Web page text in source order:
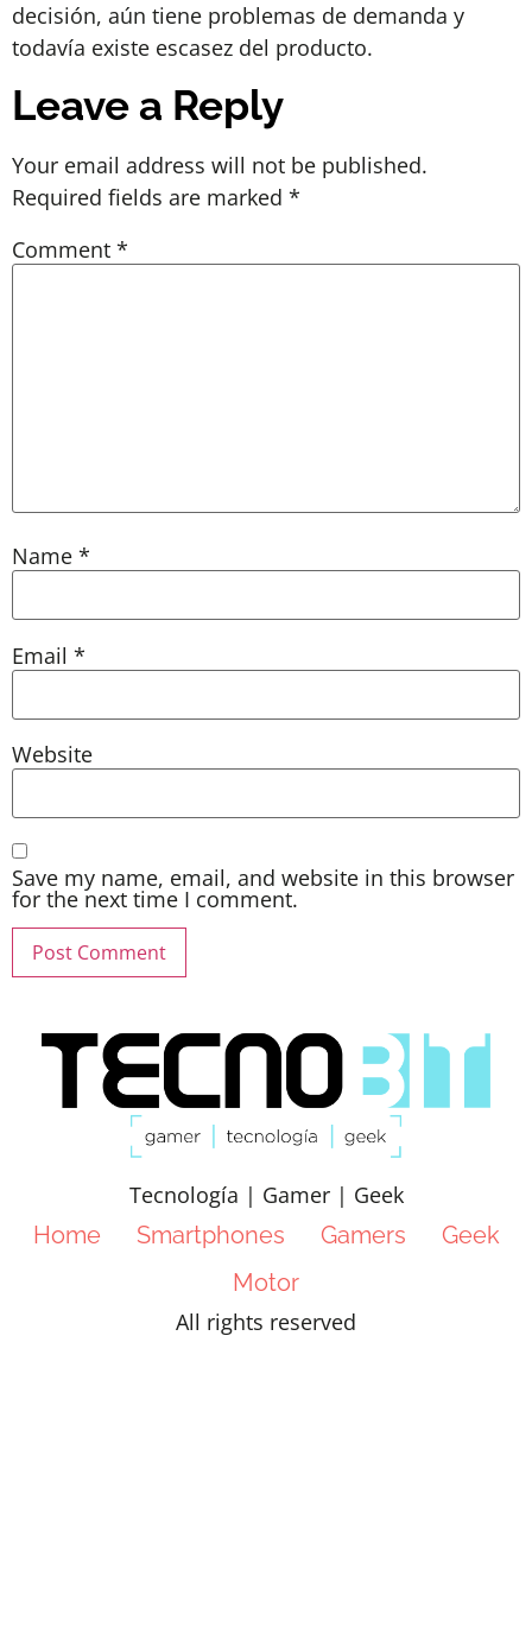
decisión, aún tiene problemas de demanda y
todavía existe escasez del producto.
Leave a Reply
Your email address will not be published.
Required fields are marked *
Comment *
Name *
Email *
Website
Save my name, email, and website in this browser
for the next time I comment.
Tecnología | Gamer | Geek
Home
Smartphones Gamers
Geek
Motor
All rights reserved